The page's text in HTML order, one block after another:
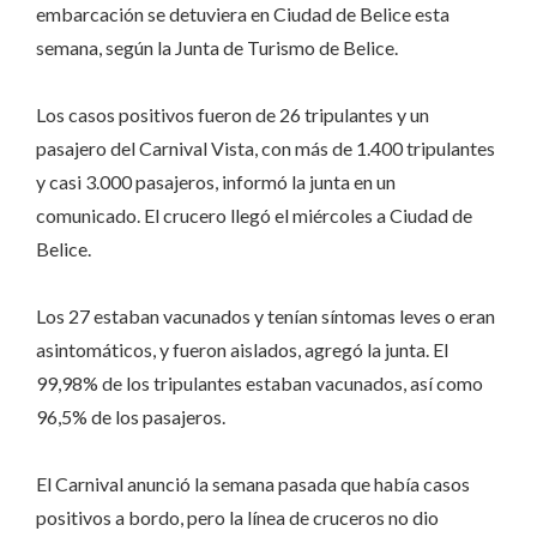
embarcación se detuviera en Ciudad de Belice esta
semana, según la Junta de Turismo de Belice.
Los casos positivos fueron de 26 tripulantes y un
pasajero del Carnival Vista, con más de 1.400 tripulantes
y casi 3.000 pasajeros, informó la junta en un
comunicado. El crucero llegó el miércoles a Ciudad de
Belice.
Los 27 estaban vacunados y tenían síntomas leves o eran
asintomáticos, y fueron aislados, agregó la junta. El
99,98% de los tripulantes estaban vacunados, así como
96,5% de los pasajeros.
El Carnival anunció la semana pasada que había casos
positivos a bordo, pero la línea de cruceros no dio